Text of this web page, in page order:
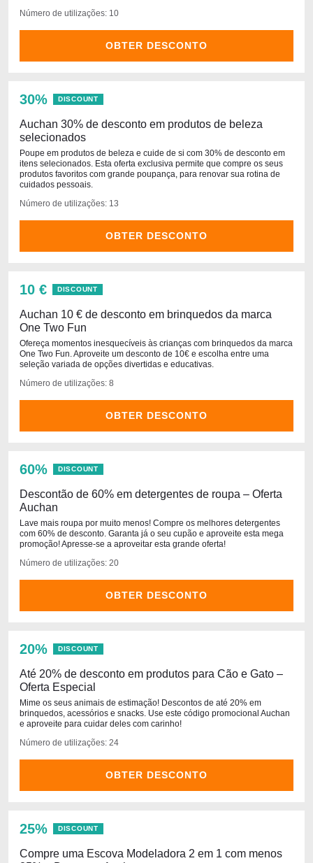
Número de utilizações: 10
OBTER DESCONTO
30% DISCOUNT
Auchan 30% de desconto em produtos de beleza
selecionados
Poupe em produtos de beleza e cuide de si com 30% de desconto em
itens selecionados. Esta oferta exclusiva permite que compre os seus
produtos favoritos com grande poupança, para renovar sua rotina de
cuidados pessoais.
Número de utilizações: 13
OBTER DESCONTO
10 € DISCOUNT
Auchan 10 € de desconto em brinquedos da marca
One Two Fun
Ofereça momentos inesquecíveis às crianças com brinquedos da marca
One Two Fun. Aproveite um desconto de 10€ e escolha entre uma
seleção variada de opções divertidas e educativas.
Número de utilizações: 8
OBTER DESCONTO
60% DISCOUNT
Descontão de 60% em detergentes de roupa – Oferta
Auchan
Lave mais roupa por muito menos! Compre os melhores detergentes
com 60% de desconto. Garanta já o seu cupão e aproveite esta mega
promoção! Apresse-se a aproveitar esta grande oferta!
Número de utilizações: 20
OBTER DESCONTO
20% DISCOUNT
Até 20% de desconto em produtos para Cão e Gato –
Oferta Especial
Mime os seus animais de estimação! Descontos de até 20% em
brinquedos, acessórios e snacks. Use este código promocional Auchan
e aproveite para cuidar deles com carinho!
Número de utilizações: 24
OBTER DESCONTO
25% DISCOUNT
Compre uma Escova Modeladora 2 em 1 com menos